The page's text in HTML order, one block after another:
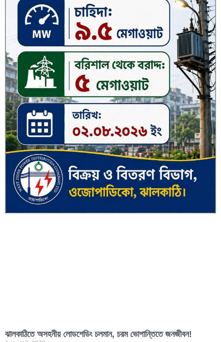
ঝালকাঠিতে অসহনীয় লোডশেডিং চলমান, চরম ভোগান্তিতে জনজীবন!